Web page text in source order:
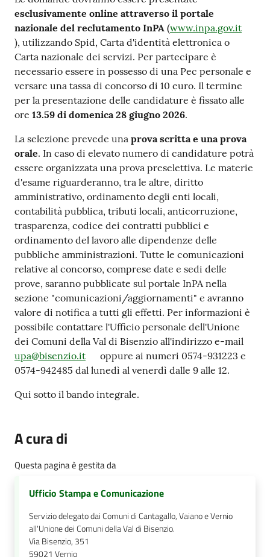
esclusivamente online attraverso il portale
nazionale del reclutamento InPA (www.inpa.gov.it
), utilizzando Spid, Carta d'identità elettronica o
Carta nazionale dei servizi. Per partecipare è
necessario essere in possesso di una Pec personale e
versare una tassa di concorso di 10 euro. Il termine
per la presentazione delle candidature è fissato alle
ore 13.59 di domenica 28 giugno 2026.
La selezione prevede una prova scritta e una prova
orale. In caso di elevato numero di candidature potrà
essere organizzata una prova preselettiva. Le materie
d'esame riguarderanno, tra le altre, diritto
amministrativo, ordinamento degli enti locali,
contabilità pubblica, tributi locali, anticorruzione,
trasparenza, codice dei contratti pubblici e
ordinamento del lavoro alle dipendenze delle
pubbliche amministrazioni. Tutte le comunicazioni
relative al concorso, comprese date e sedi delle
prove, saranno pubblicate sul portale InPA nella
sezione "comunicazioni/aggiornamenti" e avranno
valore di notifica a tutti gli effetti. Per informazioni è
possibile contattare l'Ufficio personale dell'Unione
dei Comuni della Val di Bisenzio all'indirizzo e-mail
upa@bisenzio.it
oppure ai numeri 0574-931223 e
0574-942485 dal lunedì al venerdì dalle 9 alle 12.
Qui sotto il bando integrale.
A cura di
Questa pagina è gestita da
Ufficio Stampa e Comunicazione
Servizio delegato dai Comuni di Cantagallo, Vaiano e Vernio
all'Unione dei Comuni della Val di Bisenzio.
Via Bisenzio, 351
59021 Vernio